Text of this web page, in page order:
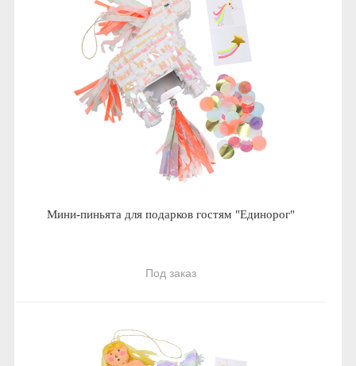
Мини-пиньята для подарков гостям "Единорог"
Под заказ